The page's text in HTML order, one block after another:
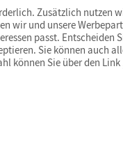
Zusätzlich nutzen
wir und unsere
passt. Entscheiden
Sie können auch
können Sie über den Link